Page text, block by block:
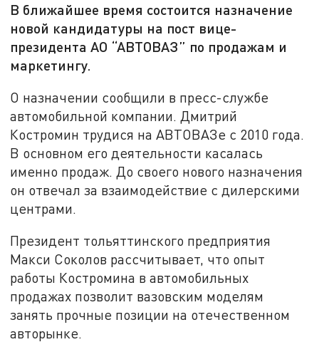
В ближайшее время состоится назначение
новой кандидатуры на пост вице-
президента АО “АВТОВАЗ” по продажам и
маркетингу.
О назначении сообщили в пресс-службе
автомобильной компании. Дмитрий
Костромин трудися на АВТОВАЗе с 2010 года.
В основном его деятельности касалась
именно продаж. До своего нового назначения
он отвечал за взаимодействие с дилерскими
центрами.
Президент тольяттинского предприятия
Макси Соколов рассчитывает, что опыт
работы Костромина в автомобильных
продажах позволит вазовским моделям
занять прочные позиции на отечественном
авторынке.